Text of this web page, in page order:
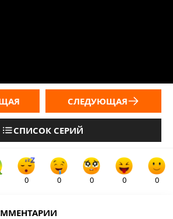
СПИСОК СЕРИЙ
СЛЕДУЮЩАЯ
0 0 0 0 0